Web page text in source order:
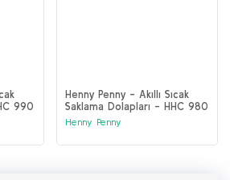
990
Henny Penny - Akıllı Sıcak
Saklama Dolapları - HHC 980
Henny Penny